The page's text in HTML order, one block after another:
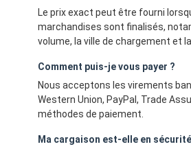
Le prix exact peut être fourni
marchandises sont finalisés,
volume, la ville de chargement et
Comment puis-je vous payer ?
Nous acceptons les virements
Western Union, PayPal, Trade
méthodes de paiement.
Ma cargaison est-elle en